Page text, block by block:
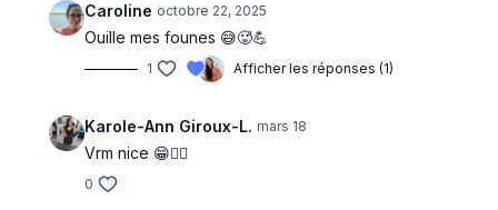
Caroline octobre 22, 2025
Ouille mes founes 😅🥵💪
1 Afficher les réponses (1)
Karole-Ann Giroux-L. mars 18
Vrm nice 😁❤️‍🔥
0